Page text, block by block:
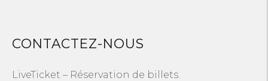
CONTACTEZ-NOUS
LiveTicket – Réservation de billets.